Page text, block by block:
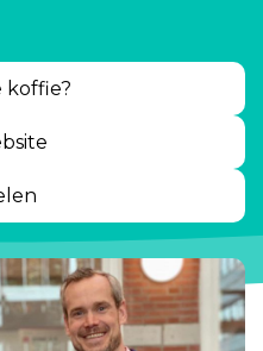
koffie?